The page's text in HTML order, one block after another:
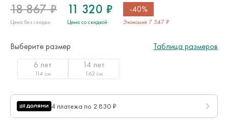
18 867 ₽
Цена без скидки
11 320 ₽
Цена со скидкой
-40%
Экономия 7 547 ₽
Выберите размер
Таблица размеров
6 лет
114 см
14 лет
162 см
4 платежа по 2 830 ₽